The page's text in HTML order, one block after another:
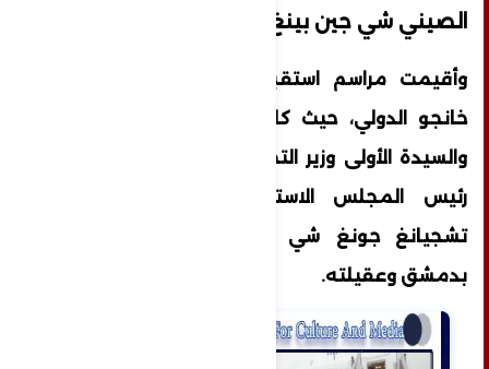
الصيني شي جين بينغ.
وأقيمت مراسم استقبال رسمية في مطار
خانجو الدولي، حيث كان في استقبال الأسد
والسيدة الأولى وزير التجارة وانغ وينتاو، ونائب
رئيس المجلس الاستشاري في مقاطعة
تشجيانغ جونغ شي وي، والسفير الصيني
بدمشق وعقيلته.